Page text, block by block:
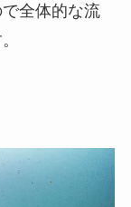
全体的な流